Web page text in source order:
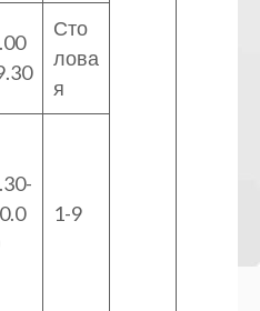
Сто
лова
я
1-9